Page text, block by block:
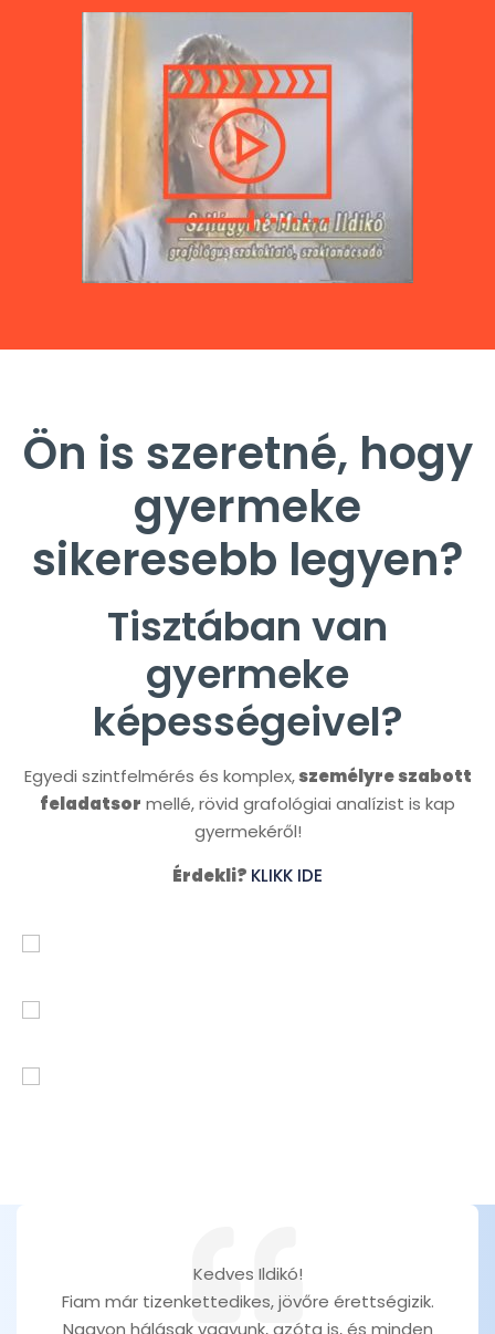
Ön is szeretné, hogy
gyermeke
sikeresebb legyen?
Tisztában van
gyermeke
képességeivel?
Egyedi szintfelmérés és komplex,személyre szabott
feladatsor mellé, rövid grafológiai analízist is kap
gyermekéről!
Érdekli? KLIKK IDE
Kedves Ildikó!
Fiam már tizenkettedikes, jövőre érettségizik.
Nagyon hálásak vagyunk, azóta is, és minden